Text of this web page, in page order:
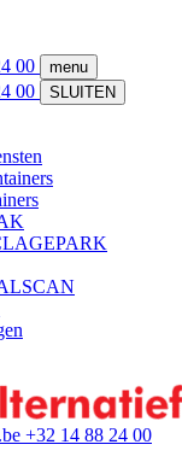
00
menu
00 SLUITEN
+32 14 88 24 00